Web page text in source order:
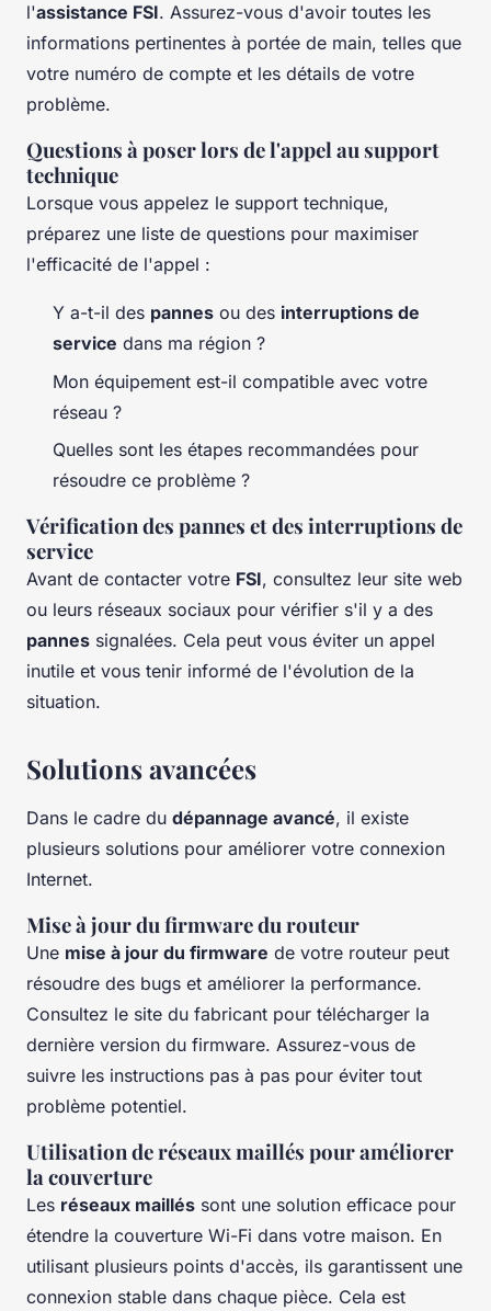
l'assistance FSI. Assurez-vous d'avoir toutes les
informations pertinentes à portée de main, telles que
votre numéro de compte et les détails de votre
problème.
Questions à poser lors de l'appel au support
technique
Lorsque vous appelez le support technique,
préparez une liste de questions pour maximiser
l'efficacité de l'appel :
Y a-t-il des pannes ou des interruptions de
service dans ma région ?
Mon équipement est-il compatible avec votre
réseau ?
Quelles sont les étapes recommandées pour
résoudre ce problème ?
Vérification des pannes et des interruptions de
service
Avant de contacter votre FSI, consultez leur site web
ou leurs réseaux sociaux pour vérifier s'il y a des
pannes signalées. Cela peut vous éviter un appel
inutile et vous tenir informé de l'évolution de la
situation.
Solutions avancées
Dans le cadre du dépannage avancé, il existe
plusieurs solutions pour améliorer votre connexion
Internet.
Mise à jour du firmware du routeur
Une mise à jour du firmware de votre routeur peut
résoudre des bugs et améliorer la performance.
Consultez le site du fabricant pour télécharger la
dernière version du firmware. Assurez-vous de
suivre les instructions pas à pas pour éviter tout
problème potentiel.
Utilisation de réseaux maillés pour améliorer
la couverture
Les réseaux maillés sont une solution efficace pour
étendre la couverture Wi-Fi dans votre maison. En
utilisant plusieurs points d'accès, ils garantissent une
connexion stable dans chaque pièce. Cela est